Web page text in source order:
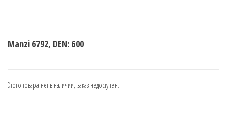
Manzi 6792, DEN: 600
Этого товара нет в наличии, заказ недоступен.